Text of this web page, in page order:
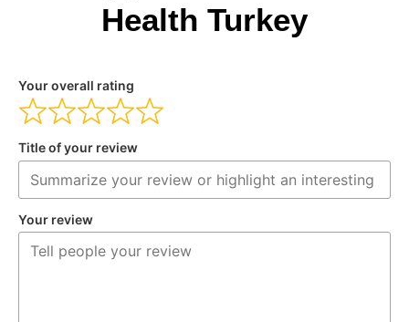
Health Turkey
Your overall rating
Title of your review
Your review